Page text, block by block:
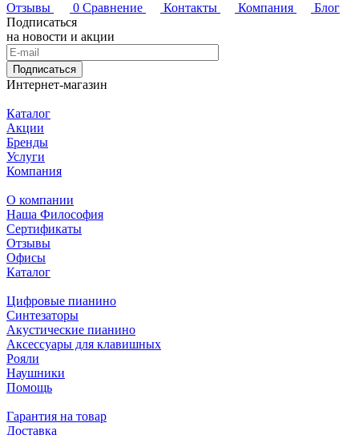
Отзывы
0 Сравнение Контакты Компания
Блог
Подписаться
на новости и акции
Подписаться
Интернет-магазин
Каталог
Акции
Бренды
Услуги
Компания
О компании
Наша Философия
Сертификаты
Отзывы
Офисы
Каталог
Цифровые пианино
Синтезаторы
Акустические пианино
Аксессуары для клавишных
Рояли
Наушники
Помощь
Гарантия на товар
Доставка